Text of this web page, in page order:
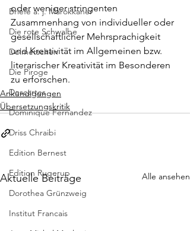
Briefe a. j. Marokkaner
Die rote Schwalbe
Dolmetschen
Die Piroge
Descartes
Dominique Fernandez
Driss Chraibi
Edition Bernest
Edition Rugerup
Dorothea Grünzweig
Institut Francais
oder weniger stringenten
Zusammenhang von individueller oder
gesellschaftlicher Mehrsprachigkeit
und Kreativität im Allgemeinen bzw.
literarischer Kreativität im Besonderen
zu erforschen.
Ankündigungen
Übersetzungskritik
Aktuelle Beiträge Alle ansehen